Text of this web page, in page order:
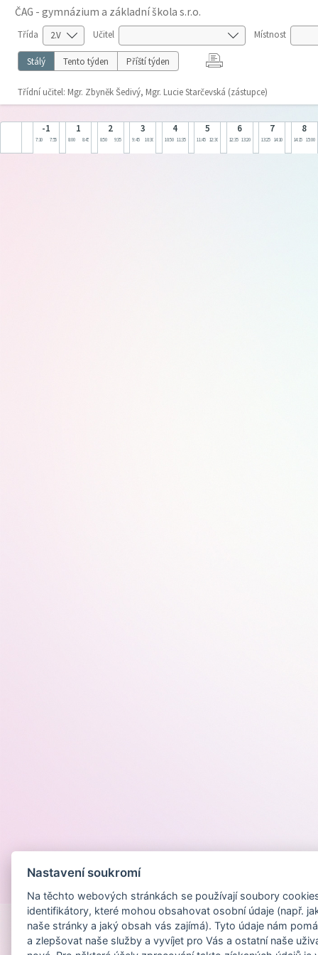
ČAG - gymnázium a základní škola s.r.o.
Třída Učitel Místnost
Stálý Tento týden Příští týden
Třídní učitel: Mgr. Zbyněk Šedivý, Mgr. Lucie Starčevská (zástupce)
-1
7:10 7:55
1
8:00 8:45
2
8:50 9:35
3
9:45 10:30
4
10:50 11:35
5
11:45 12:30
6
12:35 13:20
7
13:25 14:10
8
14:15 15:00
Nastavení soukromí
Na těchto webových stránkách se používají soubory
identifikátory, které mohou obsahovat osobní údaje (např.
naše stránky a jaký obsah vás zajímá). Tyto údaje nám
a zlepšovat naše služby a vyvíjet pro Vás a ostatní naše